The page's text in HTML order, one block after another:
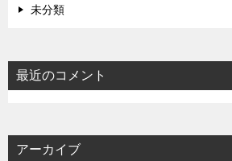
未分類
最近のコメント
アーカイブ